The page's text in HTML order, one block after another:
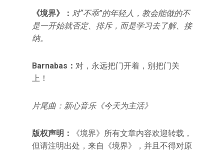
《境界》： 对“不乖”的年轻人，教会能做的不
是一开始就否定、排斥，而是学习去了解、接
纳。
Barnabas： 对，永远把门开着，别把门关
上！
片尾曲：新心音乐《今天为主活》
版权声明：
《境界》所有文章内容欢迎转载，
但请注明出处，来自《境界》，并且不得对原